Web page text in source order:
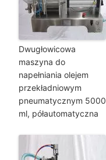
Dwugłowicowa
maszyna do
napełniania olejem
przekładniowym
pneumatycznym 5000
ml, półautomatyczna